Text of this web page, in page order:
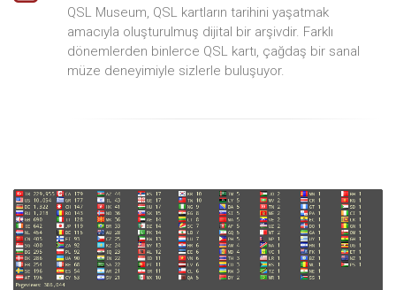
QSL Museum, QSL kartların tarihini yaşatmak
amacıyla oluşturulmuş dijital bir arşivdir. Farklı
dönemlerden binlerce QSL kartı, çağdaş bir sanal
müze deneyimiyle sizlerle buluşuyor.